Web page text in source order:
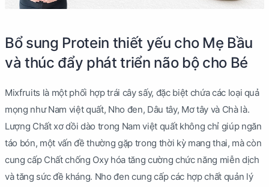
Bổ sung Protein thiết yếu cho Mẹ Bầu
và thúc đẩy phát triển não bộ cho Bé
Mixfruits là một phối hợp trái cây sấy, đặc biệt chứa các loại quả
mọng như Nam việt quất, Nho đen, Dâu tây, Mơ tây và Chà là.
Lượng Chất xơ dồi dào trong Nam việt quất không chỉ giúp ngăn
táo bón, một vấn đề thường gặp trong thời kỳ mang thai, mà còn
cung cấp Chất chống Oxy hóa tăng cường chức năng miễn dịch
và tăng sức đề kháng. Nho đen cung cấp các hợp chất quản lý